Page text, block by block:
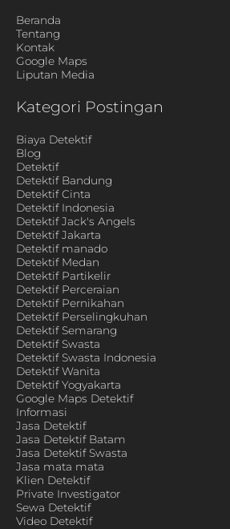
Beranda
Tentang
Kontak
Google Maps
Liputan Media
Kategori Postingan
Biaya Detektif
Blog
Detektif
Detektif Bandung
Detektif Cinta
Detektif Indonesia
Detektif Jack's Angels
Detektif Jakarta
Detektif manado
Detektif Medan
Detektif Partikelir
Detektif Perceraian
Detektif Pernikahan
Detektif Perselingkuhan
Detektif Semarang
Detektif Swasta
Detektif Swasta Indonesia
Detektif Wanita
Detektif Yogyakarta
Google Maps Detektif
Informasi
Jasa Detektif
Jasa Detektif Batam
Jasa Detektif Swasta
Jasa mata mata
Klien Detektif
Private Investigator
Sewa Detektif
Video Detektif